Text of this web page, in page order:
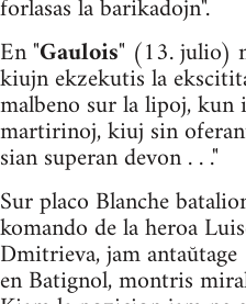
forlasas la barikadojn".
En "Gaulois" (13. julio)
kiujn ekzekutis la
malbeno sur la lipoj,
martirinoj, kiuj sin
sian superan devon . . ."
Sur placo Blanche
komando de la heroa
Dmitrieva, jam
en Batignol, montris